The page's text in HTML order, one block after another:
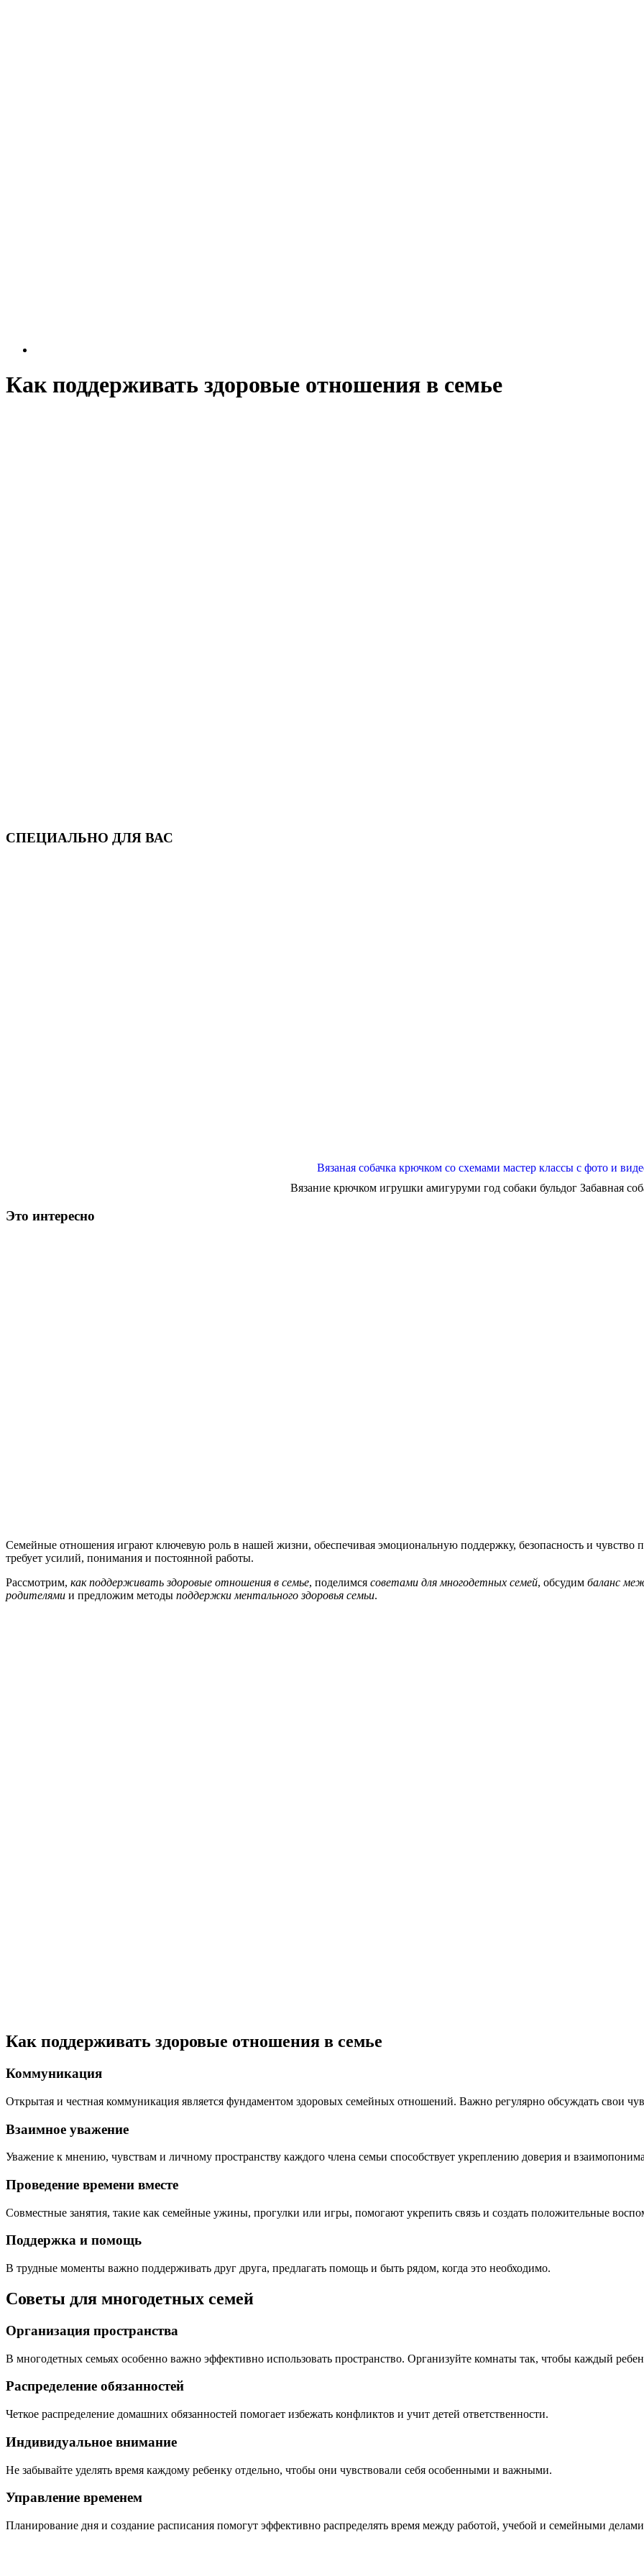
Как поддерживать здоровые отношения в семье
СПЕЦИАЛЬНО ДЛЯ ВАС
Вязаная собачка крючком со схемами мастер классы с фото и
Вязание крючком игрушки амигуруми год собаки бульдог Забавная
Это интересно
Семейные отношения играют ключевую роль в нашей жизни, обеспечивая эмоциональную поддержку, безопасность и
требует усилий, понимания и постоянной работы.
Рассмотрим, как поддерживать здоровые отношения в семье, поделимся советами для многодетных семей, обсудим баланс
родителями и предложим методы поддержки ментального здоровья семьи.
Как поддерживать здоровые отношения в семье
Коммуникация
Открытая и честная коммуникация является фундаментом здоровых семейных отношений. Важно регулярно обсуждать свои
Взаимное уважение
Уважение к мнению, чувствам и личному пространству каждого члена семьи способствует укреплению доверия и
Проведение времени вместе
Совместные занятия, такие как семейные ужины, прогулки или игры, помогают укрепить связь и создать положительные
Поддержка и помощь
В трудные моменты важно поддерживать друг друга, предлагать помощь и быть рядом, когда это необходимо.
Советы для многодетных семей
Организация пространства
В многодетных семьях особенно важно эффективно использовать пространство. Организуйте комнаты так, чтобы каждый
Распределение обязанностей
Четкое распределение домашних обязанностей помогает избежать конфликтов и учит детей ответственности.
Индивидуальное внимание
Не забывайте уделять время каждому ребенку отдельно, чтобы они чувствовали себя особенными и важными.
Управление временем
Планирование дня и создание расписания помогут эффективно распределять время между работой, учебой и семейными